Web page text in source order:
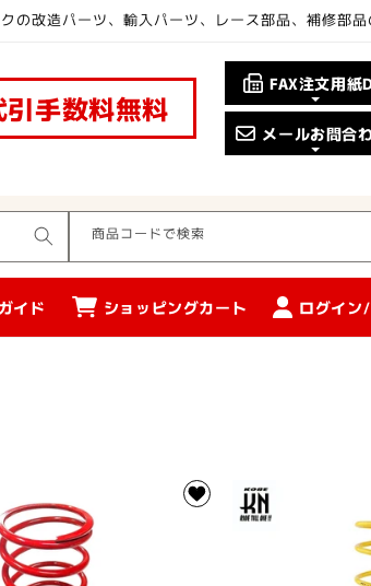
改造パーツ、輸入パーツ、レース部品、補修部品
引手数料無料
FAX注文用紙
メールお問合
商品コードで検索
イド ショッピングカート ログイン